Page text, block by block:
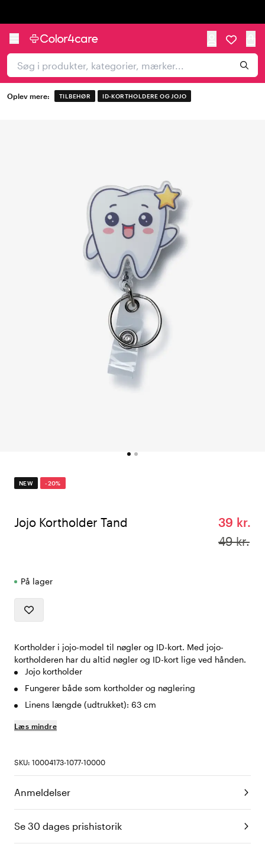
Oplev mere: TILBEHØR ID-KORTHOLDERE OG JOJO
NEW -20%
Jojo Kortholder Tand
39 kr.
49 kr.
På lager
Kortholder i jojo-model til nøgler og ID-kort. Med jojo-
kortholderen har du altid nøgler og ID-kort lige ved hånden.
Jojo kortholder
Fungerer både som kortholder og nøglering
Linens længde (udtrukket): 63 cm
Læs mindre
SKU: 10004173-1077-10000
Anmeldelser
Se 30 dages prishistorik